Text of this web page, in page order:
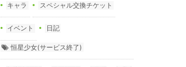
キャラ スペシャル交換チケット
イベント 日記
恒星少女(サービス終了)